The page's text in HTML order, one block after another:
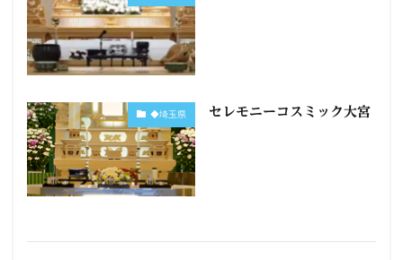
◆埼玉県 セレモニーコスミック大宮